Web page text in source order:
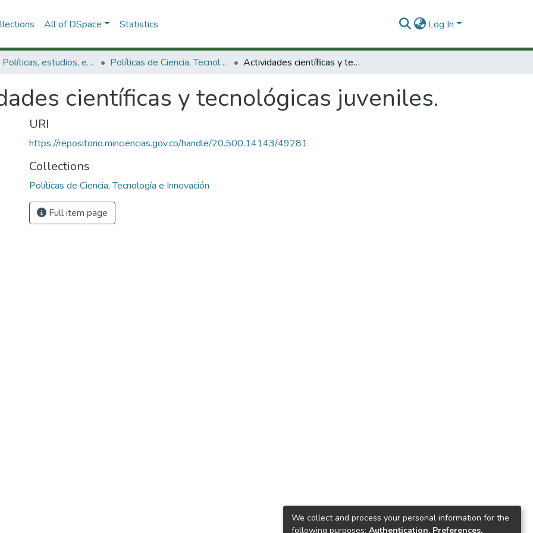
All of DSpace Statistics Log In
3.2.1. Políticas, estudios, evaluaciones e indicadores de CTeI Políticas de Ciencia, Tecnología e Innovación Actividades científicas y tecnológicas juveniles.
científicas y tecnológicas juveniles.
URI
https://repositorio.minciencias.gov.co/handle/20.500.14143/49281
Collections
Políticas de Ciencia, Tecnología e Innovación
Full item page
We collect and process your personal information for the
following purposes: Authentication, Preferences,